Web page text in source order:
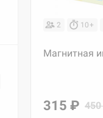
2 10+
Магнитная
315 ₽